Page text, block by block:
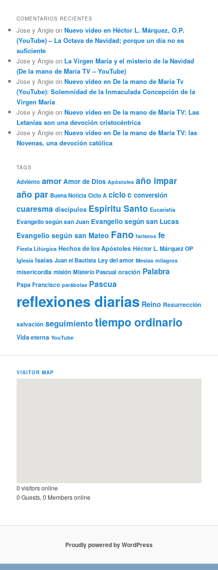
COMENTARIOS RECIENTES
Jose y Angie onNuevo vídeo en Héctor L. Márquez, O.P.
(YouTube) – La Octava de Navidad; porque un día no es
suficiente
Jose y Angie on La Virgen María y el misterio de la Navidad
(De la mano de María TV – YouTube)
Jose y Angie onNuevo vídeo en De la mano de María Tv
(YouTube): Solemnidad de la Inmaculada Concepción de la
Virgen María
Jose y Angie onNuevo vídeo en De la mano de María TV: Las
Letanías son una devoción cristocéntrica
Jose y Angie onNuevo vídeo en De la mano de María TV: las
Novenas, una devoción católica
TAGS
Adviento amor Amor de Dios Apóstoles año impar
año par Buena Noticia Ciclo A ciclo c conversión
cuaresma discípulos Espíritu Santo Eucaristía
Evangelio según san Juan Evangelio según san Lucas
Evangelio según san Mateo Fano fariseos fe
Fiesta Litúrgica Hechos de los Apóstoles Héctor L. Márquez OP
Iglesia Isaías Juan el Bautista Ley del amor Mesías milagros
misericordia misión Misterio Pascual oración Palabra
Papa Francisco parábolas Pascua
reflexiones diarias Reino Resurrección
salvación seguimientotiempo ordinario
Vida eterna YouTube
VISITOR MAP
0 visitors online
0 Guests, 0 Members online
Proudly powered by WordPress